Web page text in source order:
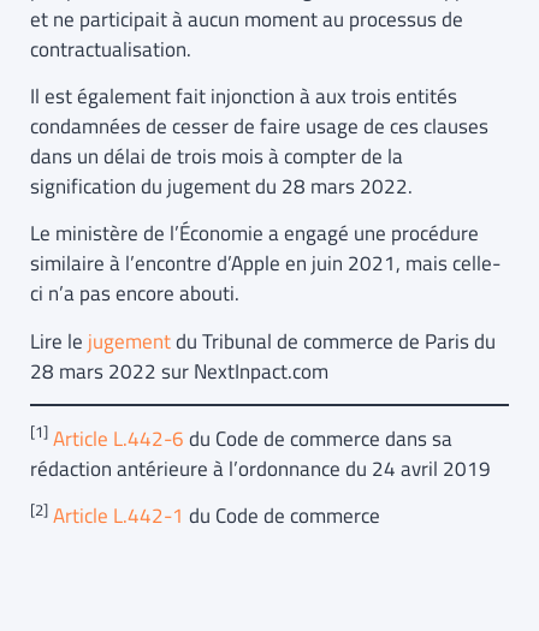
et ne participait à aucun moment au processus de
contractualisation.
Il est également fait injonction à aux trois entités
condamnées de cesser de faire usage de ces clauses
dans un délai de trois mois à compter de la
signification du jugement du 28 mars 2022.
Le ministère de l’Économie a engagé une procédure
similaire à l’encontre d’Apple en juin 2021, mais celle-
ci n’a pas encore abouti.
Lire le jugementdu Tribunal de commerce de Paris du
28 mars 2022 sur NextInpact.com
[1] Article L.442-6du Code de commerce dans sa
rédaction antérieure à l’ordonnance du 24 avril 2019
[2] Article L.442-1 du Code de commerce